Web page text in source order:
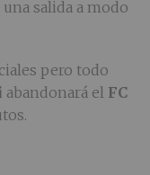
salida a modo
pero todo
abandonará el FC